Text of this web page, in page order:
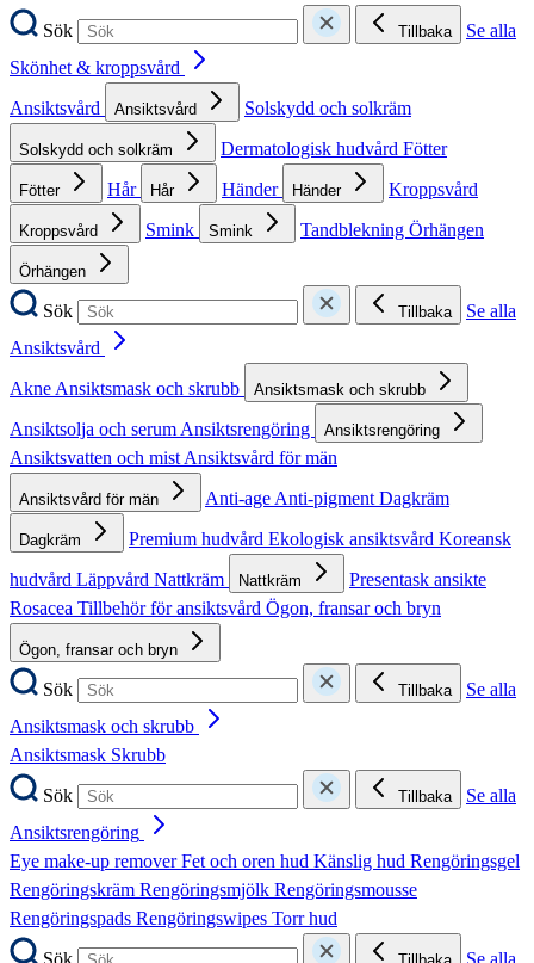
Sök
Tillbaka
Se alla
Skönhet & kroppsvård
Ansiktsvård
Ansiktsvård Solskydd och solkräm
Solskydd och solkräm Dermatologisk hudvård Fötter
Fötter Hår Hår Händer Händer Kroppsvård
Kroppsvård Smink Smink Tandblekning Örhängen
Örhängen
Sök Tillbaka
Se alla
Ansiktsvård
AkneAnsiktsmask och skrubb Ansiktsmask och skrubb
Ansiktsolja och serumAnsiktsrengöring Ansiktsrengöring
Ansiktsvatten och mistAnsiktsvård för män
Ansiktsvård för män Anti-ageAnti-pigmentDagkräm
Dagkräm Premium hudvård Ekologisk ansiktsvård Koreansk
hudvård Läppvård Nattkräm Nattkräm
Presentask ansikte
Rosacea Tillbehör för ansiktsvård Ögon, fransar och bryn
Ögon, fransar och bryn
Sök Tillbaka
Se alla
Ansiktsmask och skrubb
Ansiktsmask Skrubb
Sök
Tillbaka
Se alla
Ansiktsrengöring
Eye make-up removerFet och oren hud Känslig hud Rengöringsgel
Rengöringskräm Rengöringsmjölk Rengöringsmousse
Rengöringspads Rengöringswipes Torr hud